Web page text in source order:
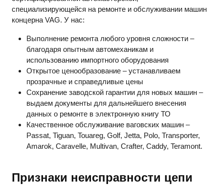
специализирующейся на ремонте и обслуживании машин
концернаVAG. У нас:
Выполнение ремонта любого уровня сложности –
благодаря опытным автомеханикам и
использованию импортного оборудования
Открытое ценообразование – устанавливаем
прозрачные и справедливые цены
Сохранение заводской гарантии для новых машин –
выдаем документы для дальнейшего внесения
данных о ремонте в электронную книгу ТО
Качественное обслуживание ваговских машин –
Passat, Tiguan, Touareg, Golf, Jetta, Polo, Transporter,
Amarok, Caravelle, Multivan, Crafter, Caddy, Teramont.
Признаки неисправности цепи